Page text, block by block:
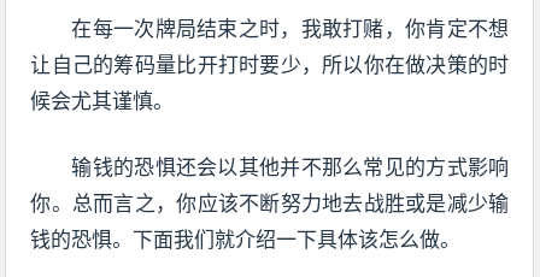
在每一次牌局结束之时，我敢打赌，你肯定不想
让自己的筹码量比开打时要少，所以你在做决策的时
候会尤其谨慎。
输钱的恐惧还会以其他并不那么常见的方式影响
你。总而言之，你应该不断努力地去战胜或是减少输
钱的恐惧。下面我们就介绍一下具体该怎么做。